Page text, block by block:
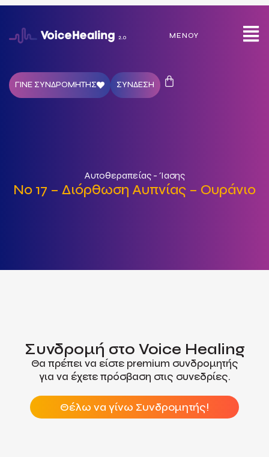
ΜΕΝΟΎ
ΓΙΝΕ ΣΥΝΔΡΟΜΗΤΗΣ ΣΥΝΔΕΣΗ
Αυτοθεραπείας - Ίασης
No 17 – Διόρθωση Αυπνίας – Ουράνιο
Συνδρομή στο Voice Healing
Θα πρέπει να είστε premium συνδρομητής
για να έχετε πρόσβαση στις συνεδρίες.
Θέλω να γίνω Συνδρομητής!